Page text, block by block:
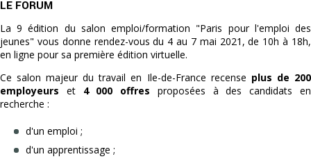
LE FORUM
La 9 édition du salon emploi/formation "Paris pour l'emploi des
jeunes" vous donne rendez-vous du 4 au 7 mai 2021,de 10h à 18h,
en ligne pour sa première édition virtuelle.
Ce salon majeur du travail en Ile-de-France recense plus de 200
employeurs et 4 000 offres proposées à des candidats en
recherche :
d'un emploi ;
d'un apprentissage ;